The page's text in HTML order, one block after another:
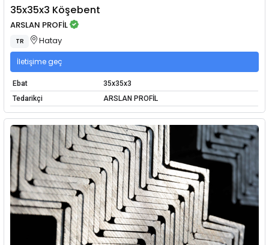
35x35x3 Köşebent
ARSLAN PROFİL
TR Hatay
İletişime geç
Ebat
35x35x3
Tedarikçi
ARSLAN PROFİL